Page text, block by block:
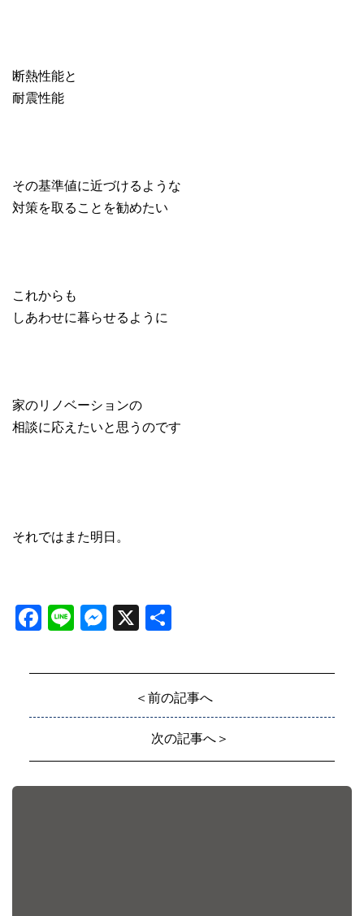
断熱性能と
耐震性能
その基準値に近づけるような
対策を取ることを勧めたい
これからも
しあわせに暮らせるように
家のリノベーションの
相談に応えたいと思うのです
それではまた明日。
Facebook
LineMessenger
X
＜前の記事へ
次の記事へ＞